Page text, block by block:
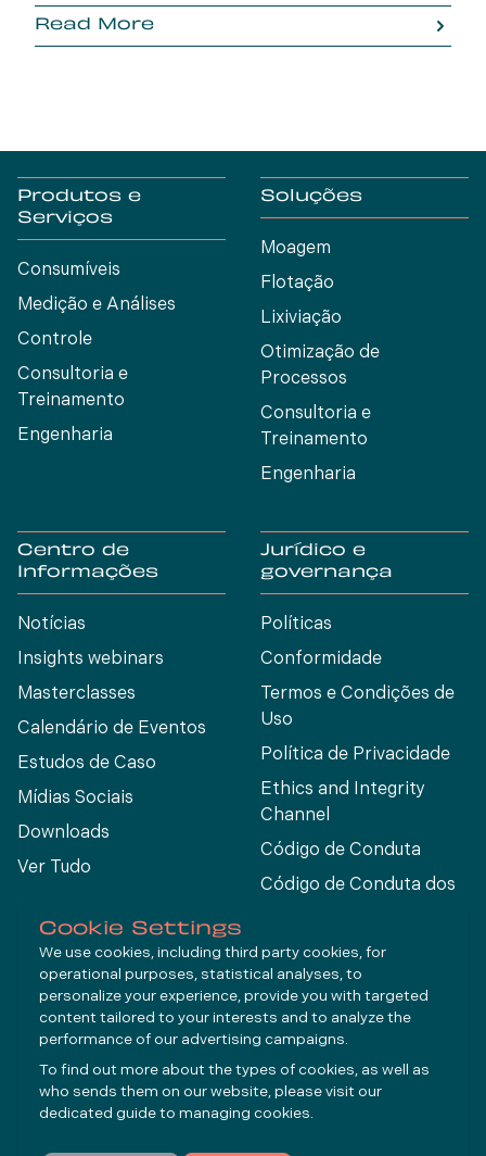
em setembro de 2024, para substituir o
fornecedor anterior.
Read More
Produtos e
Serviços
Consumíveis
Medição e Análises
Controle
Consultoria e
Treinamento
Engenharia
Soluções
Moagem
Flotação
Lixiviação
Otimização de
Processos
Consultoria e
Treinamento
Engenharia
Centro de
Informações
Notícias
Insights webinars
Masterclasses
Calendário de Eventos
Estudos de Caso
Mídias Sociais
Downloads
Ver Tudo
Jurídico e
governança
Políticas
Conformidade
Termos e Condições de
Uso
Política de Privacidade
Ethics and Integrity
Channel
Código de Conduta
Código de Conduta dos
Connect
LinkedIn
YouTube
Inscrever-se
Cookie Settings
We use cookies, including third party cookies, for
operational purposes, statistical analyses, to
personalize your experience, provide you with targeted
content tailored to your interests and to analyze the
performance of our advertising campaigns.
To find out more about the types of cookies, as well as
who sends them on our website, please visit our
dedicated guide to managing cookies.